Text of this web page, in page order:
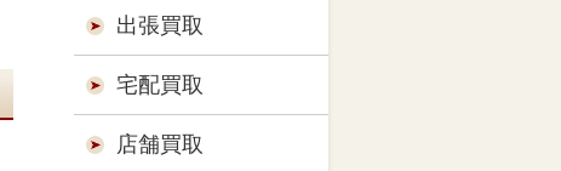
出張買取
宅配買取
店舗買取